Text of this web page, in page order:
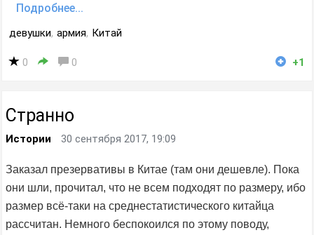
Подробнее...
девушки, армия, Китай
0 0 +1
Странно
Истории 30 сентября 2017, 19:09
Заказал презервативы в Китае (там они дешевле). Пока
они шли, прочитал, что не всем подходят по размеру, ибо
размер всё-таки на среднестатистического китайца
рассчитан. Немного беспокоился по этому поводу,